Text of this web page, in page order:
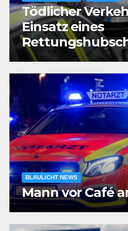
Tödlicher
Einsatz eines
BLAULICHT NEWS
Mann vor Café